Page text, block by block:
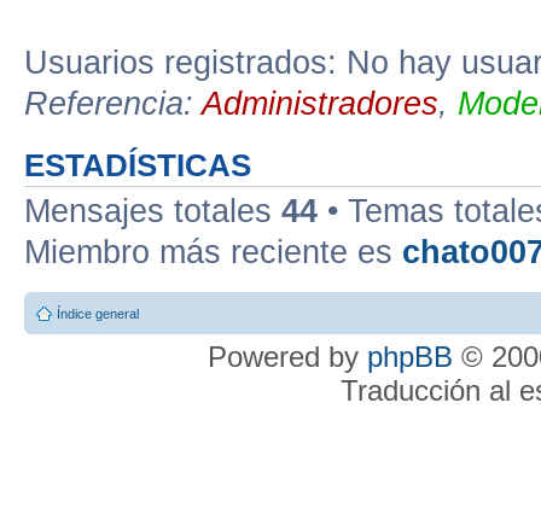
Usuarios registrados: No hay
Referencia:Administradores,
ESTADÍSTICAS
Mensajes totales 44 • Temas
Miembro más reciente es
Índice general
Powered by phpBB ©
Traducción al